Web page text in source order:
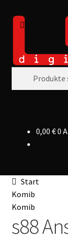
Zur
Navigation
Zum
Inhalt
Suchen
0,00 €0
Start
Komib
Komib
s88